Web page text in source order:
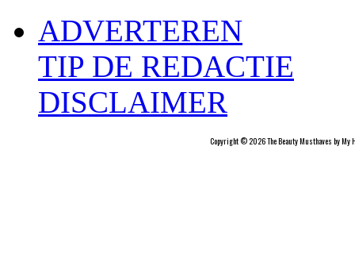
ADVERTEREN
TIP DE REDACTIE
DISCLAIMER
Copyright © 2026 The Beauty Musthaves by My